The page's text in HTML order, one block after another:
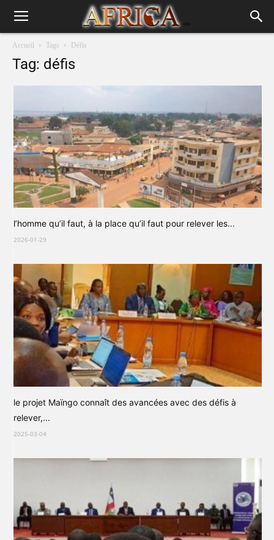
Accueil Tags Défis
Tag: défis
l’homme qu’il faut, à la place qu’il faut pour relever les...
2026-01-29
le projet Maïngo connaît des avancées avec des défis à
relever,...
2025-03-04